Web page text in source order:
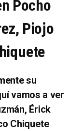
Pocho
Piojo
su
vamos a ver
Érick
Chiquete